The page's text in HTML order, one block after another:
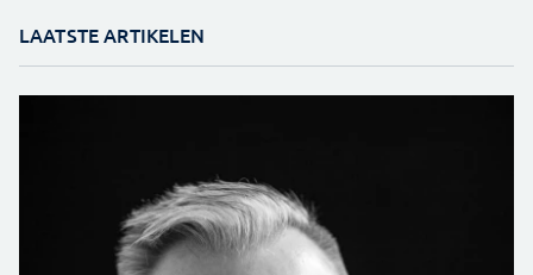
LAATSTE ARTIKELEN